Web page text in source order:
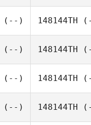
(--) 148144TH
(--) 148144TH
(--) 148144TH
(--) 148144TH